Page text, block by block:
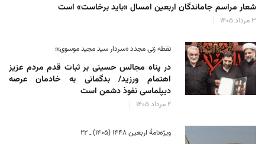
شعار مراسم جاماندگان اربعین امسال «باید برخاست» است
۳ مرداد ۱۴۰۵
نقطه زنی مجدد «سردار سید مجید موسوی»؛
در پناه مجالس حسینی بر ثبات‌ قدم مردم عزیز
اهتمام ورزید/ بدگمانی به خادمان عرصه
دیپلماسی نفوذ دشمن است
۲ مرداد ۱۴۰۵
ویژه‌نامهٔ اربعین ۱۴۴۸ (۱۴۰۵) ـ ۲۲